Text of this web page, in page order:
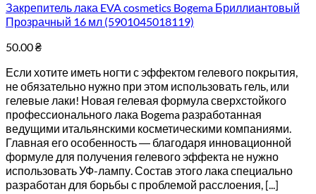
Закрепитель лака EVA cosmetics Bogema Бриллиантовый
Прозрачный 16 мл (5901045018119)
50.00₴
Если хотите иметь ногти с эффектом гелевого покрытия,
не обязательно нужно при этом использовать гель, или
гелевые лаки! Новая гелевая формула сверхстойкого
профессионального лака Bogema разработанная
ведущими итальянскими косметическими компаниями.
Главная его особенность ― благодаря инновационной
формуле для получения гелевого эффекта не нужно
использовать УФ-лампу. Состав этого лака специально
разработан для борьбы с проблемой расслоения, [...]